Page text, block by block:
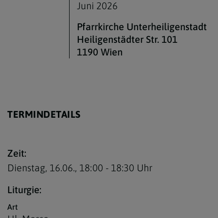
Juni 2026
Pfarrkirche Unterheiligenstadt
Heiligenstädter Str. 101
1190 Wien
TERMINDETAILS
Zeit:
Dienstag, 16.06., 18:00 - 18:30 Uhr
Liturgie:
Art